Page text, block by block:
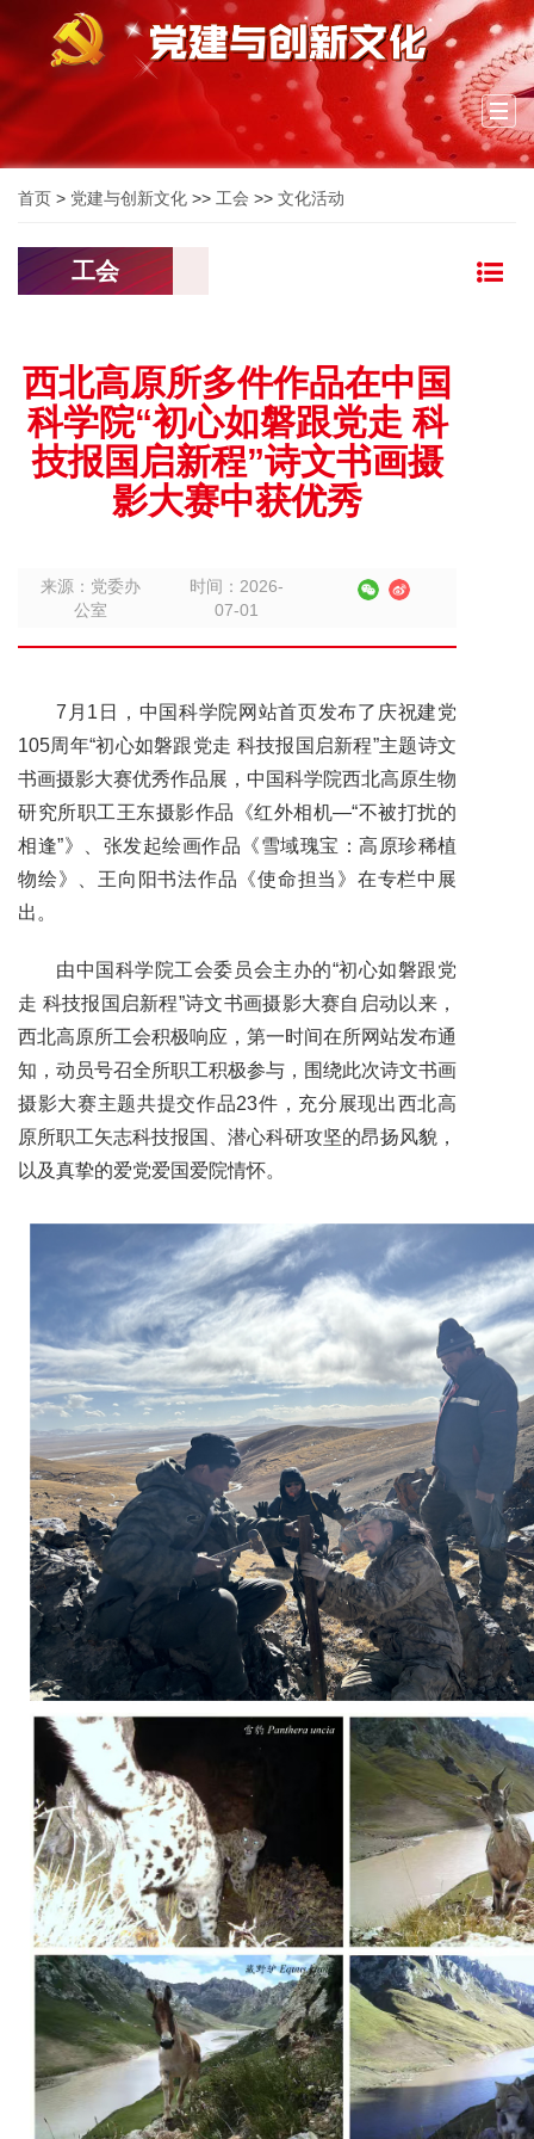
首页 > 党建与创新文化 >> 工会 >> 文化活动
工会
西北高原所多件作品在中国
科学院“初心如磐跟党走 科
技报国启新程”诗文书画摄
影大赛中获优秀
来源：党委办
公室
时间：2026-
07-01
7月1日，中国科学院网站首页发布了庆祝建党
105周年“初心如磐跟党走 科技报国启新程”主题诗文
书画摄影大赛优秀作品展，中国科学院西北高原生物
研究所职工王东摄影作品《红外相机—“不被打扰的
相逢”》、张发起绘画作品《雪域瑰宝：高原珍稀植
物绘》、王向阳书法作品《使命担当》在专栏中展
出。
由中国科学院工会委员会主办的“初心如磐跟党
走 科技报国启新程”诗文书画摄影大赛自启动以来，
西北高原所工会积极响应，第一时间在所网站发布通
知，动员号召全所职工积极参与，围绕此次诗文书画
摄影大赛主题共提交作品23件，充分展现出西北高
原所职工矢志科技报国、潜心科研攻坚的昂扬风貌，
以及真挚的爱党爱国爱院情怀。